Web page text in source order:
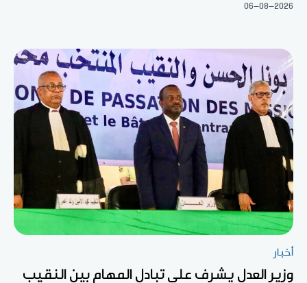
06-08-2026
أخبار
وزير العدل يشرف على تبادل المهام بين النقيب